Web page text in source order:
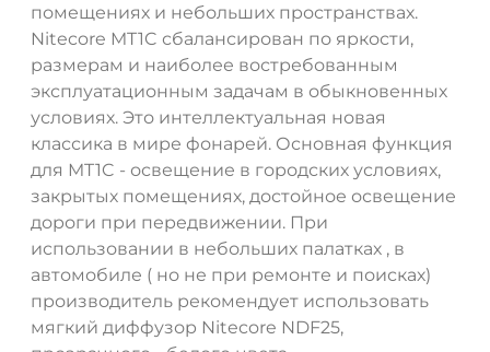
помещениях и небольших пространствах.
Nitecore MT1C сбалансирован по яркости,
размерам и наиболее востребованным
эксплуатационным задачам в обыкновенных
условиях. Это интеллектуальная новая
классика в мире фонарей. Основная функция
для MT1C - освещение в городских условиях,
закрытых помещениях, достойное освещение
дороги при передвижении. При
использовании в небольших палатках , в
автомобиле ( но не при ремонте и поисках)
производитель рекомендует использовать
мягкий диффузор Nitecore NDF25,
ДА НЕТ